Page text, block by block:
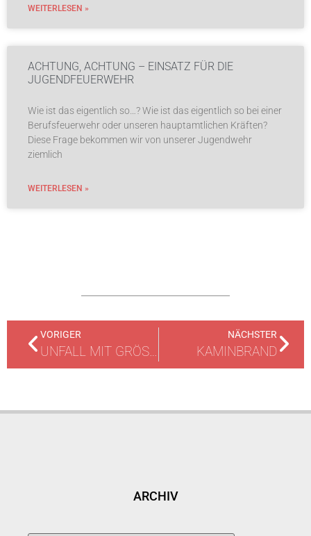
WEITERLESEN »
ACHTUNG, ACHTUNG – EINSATZ FÜR DIE
JUGENDFEUERWEHR
Wie ist das eigentlich so…? Wie ist das eigentlich so bei einer
Berufsfeuerwehr oder unseren hauptamtlichen Kräften?
Diese Frage bekommen wir von unserer Jugendwehr
ziemlich
WEITERLESEN »
VORIGER
UNFALL MIT GRÖSSEREN MENGEN ÖL
NÄCHSTER
KAMINBRAND
ARCHIV